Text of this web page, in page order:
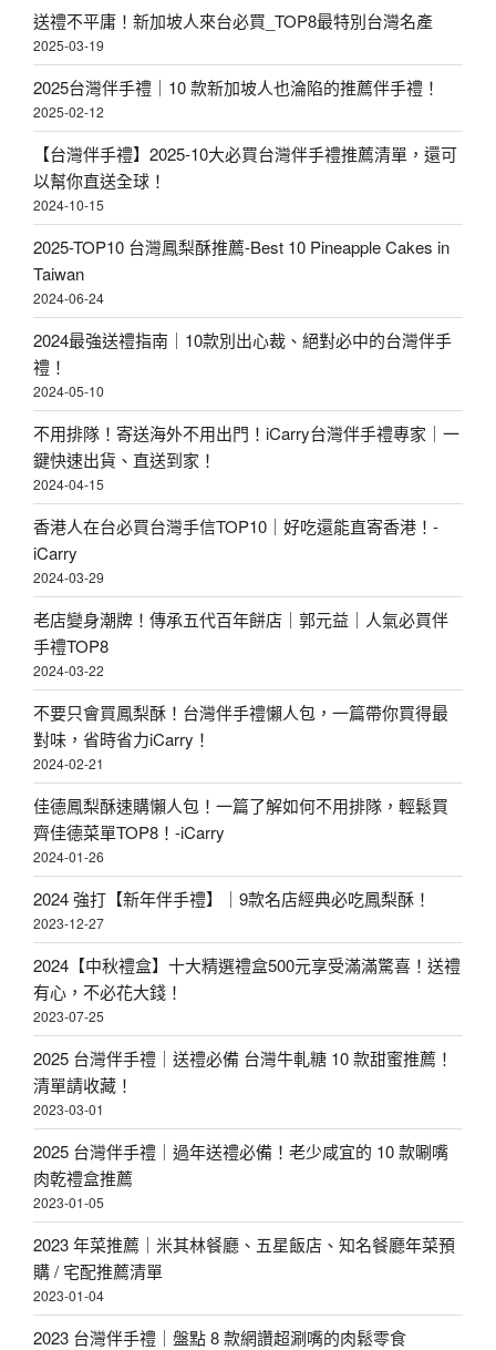
貨
の
芋
頭
名
店
匯
〉
送禮不平庸！新加坡人來台必買_TOP8最特別台灣名產
2025-03-19
2025台灣伴手禮｜10 款新加坡人也淪陷的推薦伴手禮！
2025-02-12
【台灣伴手禮】2025-10大必買台灣伴手禮推薦清單，還可
以幫你直送全球！
2024-10-15
2025-TOP10 台灣鳳梨酥推薦-Best 10 Pineapple Cakes in
Taiwan
2024-06-24
2024最強送禮指南｜10款別出心裁、絕對必中的台灣伴手
禮！
2024-05-10
不用排隊！寄送海外不用出門！iCarry台灣伴手禮專家｜一
鍵快速出貨、直送到家！
2024-04-15
香港人在台必買台灣手信TOP10｜好吃還能直寄香港！-
iCarry
2024-03-29
老店變身潮牌！傳承五代百年餅店｜郭元益｜人氣必買伴
手禮TOP8
2024-03-22
不要只會買鳳梨酥！台灣伴手禮懶人包，一篇帶你買得最
對味，省時省力iCarry！
2024-02-21
佳德鳳梨酥速購懶人包！一篇了解如何不用排隊，輕鬆買
齊佳德菜單TOP8！-iCarry
2024-01-26
2024 強打【新年伴手禮】｜9款名店經典必吃鳳梨酥！
2023-12-27
2024【中秋禮盒】十大精選禮盒500元享受滿滿驚喜！送禮
有心，不必花大錢！
2023-07-25
2025 台灣伴手禮｜送禮必備 台灣牛軋糖 10 款甜蜜推薦！
清單請收藏！
2023-03-01
2025 台灣伴手禮｜過年送禮必備！老少咸宜的 10 款唰嘴
肉乾禮盒推薦
2023-01-05
2023 年菜推薦｜米其林餐廳、五星飯店、知名餐廳年菜預
購 / 宅配推薦清單
2023-01-04
2023 台灣伴手禮｜盤點 8 款網讚超涮嘴的肉鬆零食